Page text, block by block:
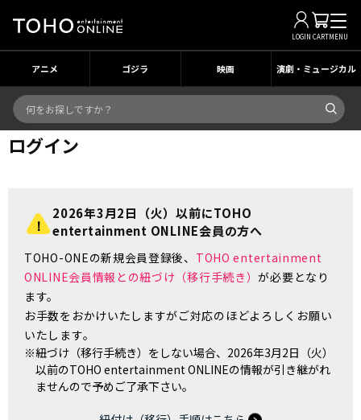
LOGIN CARTMENU
アニメ ゴジラ 映画 演劇・ミュージカル
ログイン
2026年3月2日（火）以前にTOHO
entertainment ONLINE会員の方へ
TOHO-ONEの新規会員登録後、 TOHO entertainment
ONLINE会員情報との紐づけ（移行手続き）が必要となり
ます。
お手数をおかけいたしますがご対応のほどよろしくお願い
いたします。
※紐づけ（移行手続き）をしない場合、2026年3月2日（火）
以前のTOHO entertainment ONLINEの情報が引き継がれ
ませんので予めご了承下さい。